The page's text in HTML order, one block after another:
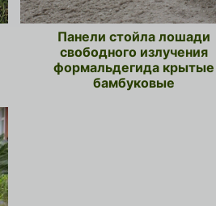
Панели стойла лошади
свободного излучения
формальдегида крытые
бамбуковые